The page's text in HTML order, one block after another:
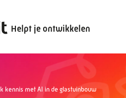
Helpt je ontwikkelen
kennis met AI in de glastuinbouw